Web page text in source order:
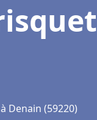
Denain (59220)